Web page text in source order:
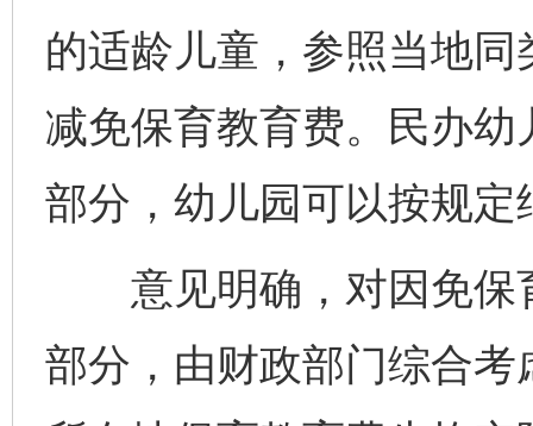
的适龄儿童，参照当地
减免保育教育费。民办
部分，幼儿园可以按规
意见明确，对因免保
部分，由财政部门综合